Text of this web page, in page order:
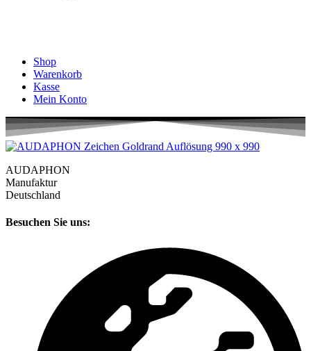
Shop
Warenkorb
Kasse
Mein Konto
AUDAPHON
Manufaktur
Deutschland
Besuchen Sie uns: